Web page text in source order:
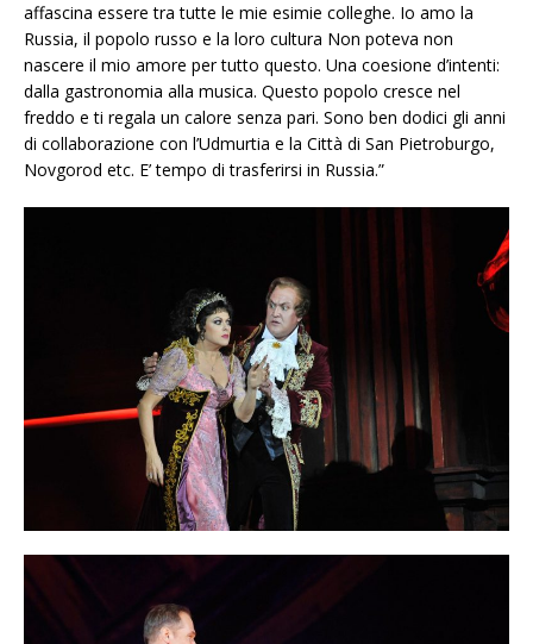
affascina essere tra tutte le mie esimie colleghe. Io amo la
Russia, il popolo russo e la loro cultura Non poteva non
nascere il mio amore per tutto questo. Una coesione d’intenti:
dalla gastronomia alla musica. Questo popolo cresce nel
freddo e ti regala un calore senza pari. Sono ben dodici gli anni
di collaborazione con l’Udmurtia e la Città di San Pietroburgo,
Novgorod etc. E’ tempo di trasferirsi in Russia.”